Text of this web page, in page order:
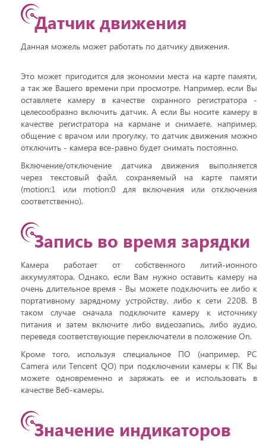
Датчик движения
Данная можель может работать по датчику движения.
Это может пригодится для экономии места на карте памяти,
а так же Вашего времени при просмотре. Например, если Вы
оставляете камеру в качестве охранного регистратора -
целесообразно включить датчик. А если Вы носите камеру в
качестве регистратора на кармане и снимаете, например,
общение с врачом или прогулку, то датчик движения можно
отключить - камера все-равно будет снимать постоянно.
Включение/отключение датчика движения выполняется
через текстовый файл, сохраняемый на карте памяти
(motion:1 или motion:0 для включения или отключения
соответственно).
Запись во время зарядки
Камера работает от собственного литий-ионного
аккумулятора. Однако, если Вам нужно оставить камеру на
очень длительное время - Вы можете подключить ее либо к
портативному зарядному устройству, либо к сети 220В. В
таком случае сначала подключите камеру к источнику
питания и затем включите либо видеозапись, либо аудио,
переведя соответствующие переключатели в положение On.
Кроме того, используя специальное ПО (например, PC
Camera или Tencent QO) при подключении камеры к ПК Вы
можете одновременно и заряжать ее и использовать в
качестве Веб-камеры.
Значение индикаторов